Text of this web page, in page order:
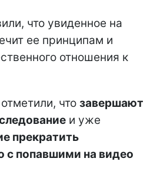
что увиденное на
ее принципам и
отношения к
что завершают
и уже
прекратить
с попавшими на видео